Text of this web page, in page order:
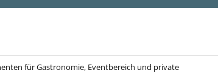
für Gastronomie, Eventbereich und private